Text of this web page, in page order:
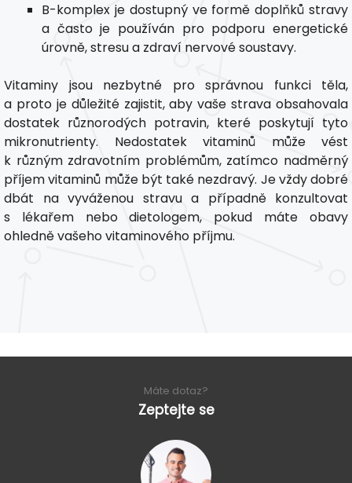
B-komplex je dostupný ve formě doplňků stravy
a často je používán pro podporu energetické
úrovně, stresu a zdraví nervové soustavy.
Vitaminy jsou nezbytné pro správnou funkci těla,
a proto je důležité zajistit, aby vaše strava obsahovala
dostatek různorodých potravin, které poskytují tyto
mikronutrienty. Nedostatek vitaminů může vést
k různým zdravotním problémům, zatímco nadměrný
příjem vitaminů může být také nezdravý. Je vždy dobré
dbát na vyváženou stravu a případně konzultovat
s lékařem nebo dietologem, pokud máte obavy
ohledně vašeho vitaminového příjmu.
Máte dotaz?
Zeptejte se